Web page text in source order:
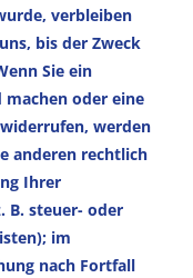
verbleiben
bis der Zweck
Sie ein
machen oder eine
werden
anderen rechtlich
Ihrer
B. steuer- oder
im
nach Fortfall